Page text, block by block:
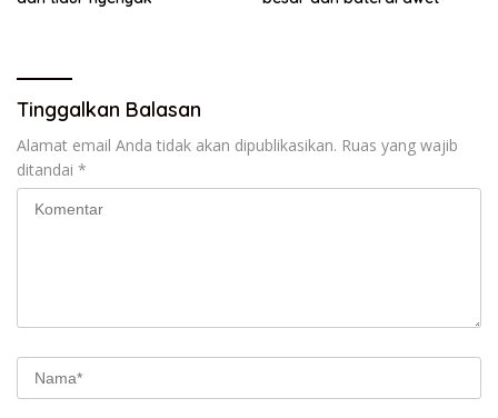
Tinggalkan Balasan
Alamat email Anda tidak akan dipublikasikan. Ruas yang wajib
ditandai *